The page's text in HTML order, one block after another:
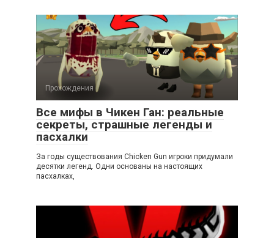
Прохождения
Все мифы в Чикен Ган: реальные
секреты, страшные легенды и
пасхалки
За годы существования Chicken Gun игроки придумали
десятки легенд. Одни основаны на настоящих
пасхалках,